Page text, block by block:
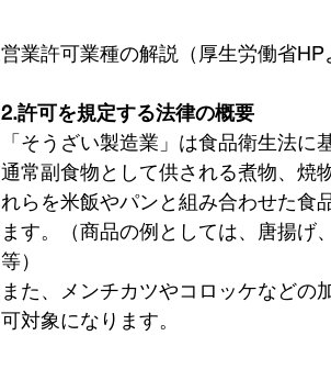
営業許可業種の解説（厚生労働省HP
2.許可を規定する法律の概要
「そうざい製造業」は食品衛生法に
通常副食物として供される煮物、焼
れらを米飯やパンと組み合わせた食
ます。（商品の例としては、唐揚げ
等）
また、メンチカツやコロッケなどの
可対象になります。